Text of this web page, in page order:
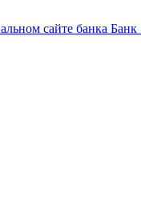
сайте банка